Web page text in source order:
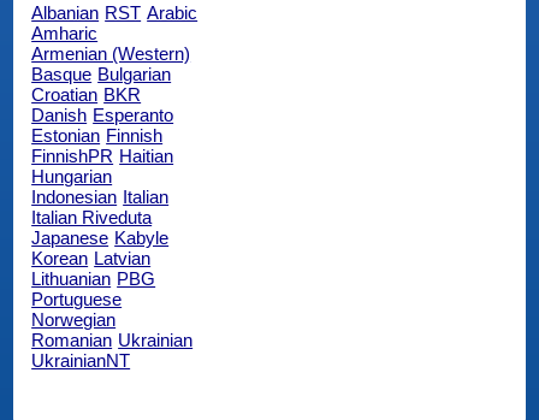
Albanian RST Arabic
Amharic
Armenian (Western)
Basque Bulgarian
Croatian BKR
Danish Esperanto
Estonian Finnish
FinnishPR Haitian
Hungarian
Indonesian Italian
Italian Riveduta
Japanese Kabyle
Korean Latvian
Lithuanian PBG
Portuguese
Norwegian
Romanian Ukrainian
UkrainianNT